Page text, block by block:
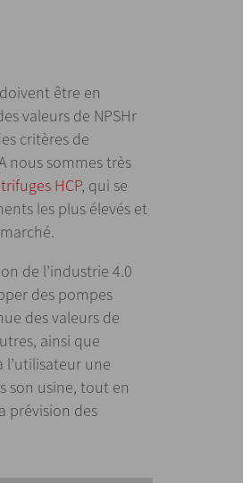
être en
valeurs de NPSHr
critères de
nous sommes très
HCP, qui se
les plus élevés et
de l’industrie 4.0
des pompes
des valeurs de
ainsi que
l’utilisateur une
son usine, tout en
prévision des